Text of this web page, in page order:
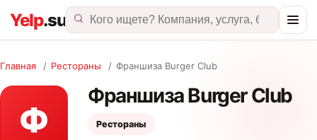
Главная / Рестораны / Франшиза Burger Club
Ф
Франшиза Burger Club
Рестораны